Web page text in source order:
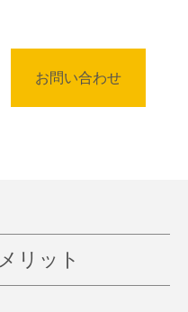
お問い合わせ
リット